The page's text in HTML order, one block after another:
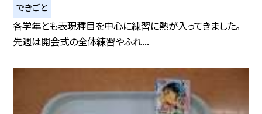
できごと
各学年とも表現種目を中心に練習に熱が入ってきました。
先週は開会式の全体練習やふれ...